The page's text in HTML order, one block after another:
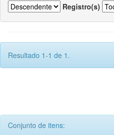
Registro(s)
Resultado 1-1 de 1.
Conjunto de itens: